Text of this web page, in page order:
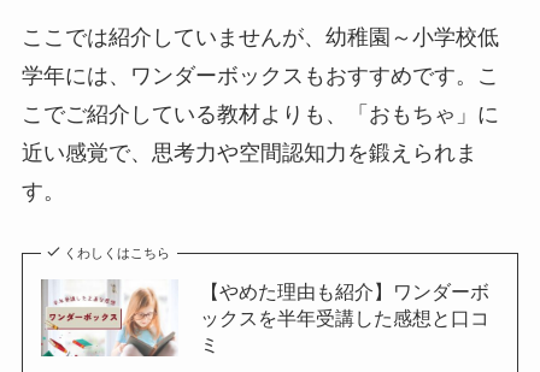
ここでは紹介していませんが、幼稚園～小学校低
学年には、ワンダーボックスもおすすめです。こ
こでご紹介している教材よりも、「おもちゃ」に
近い感覚で、思考力や空間認知力を鍛えられま
す。
くわしくはこちら
【やめた理由も紹介】ワンダーボ
ックスを半年受講した感想と口コ
ミ